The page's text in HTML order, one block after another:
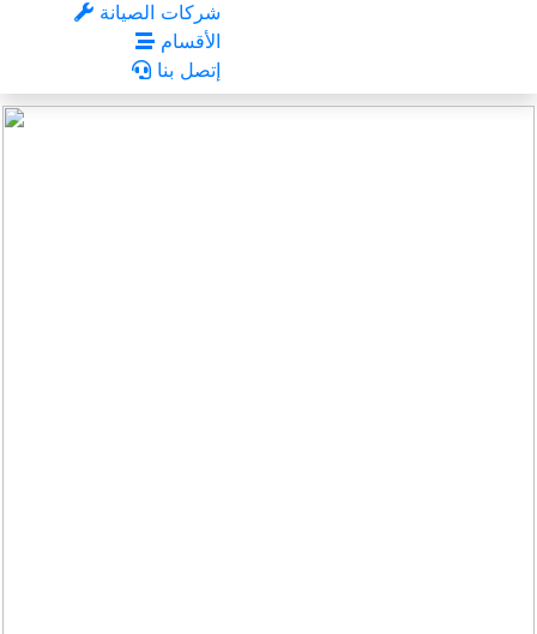
شركات الصيانة
الأقسام
إتصل بنا